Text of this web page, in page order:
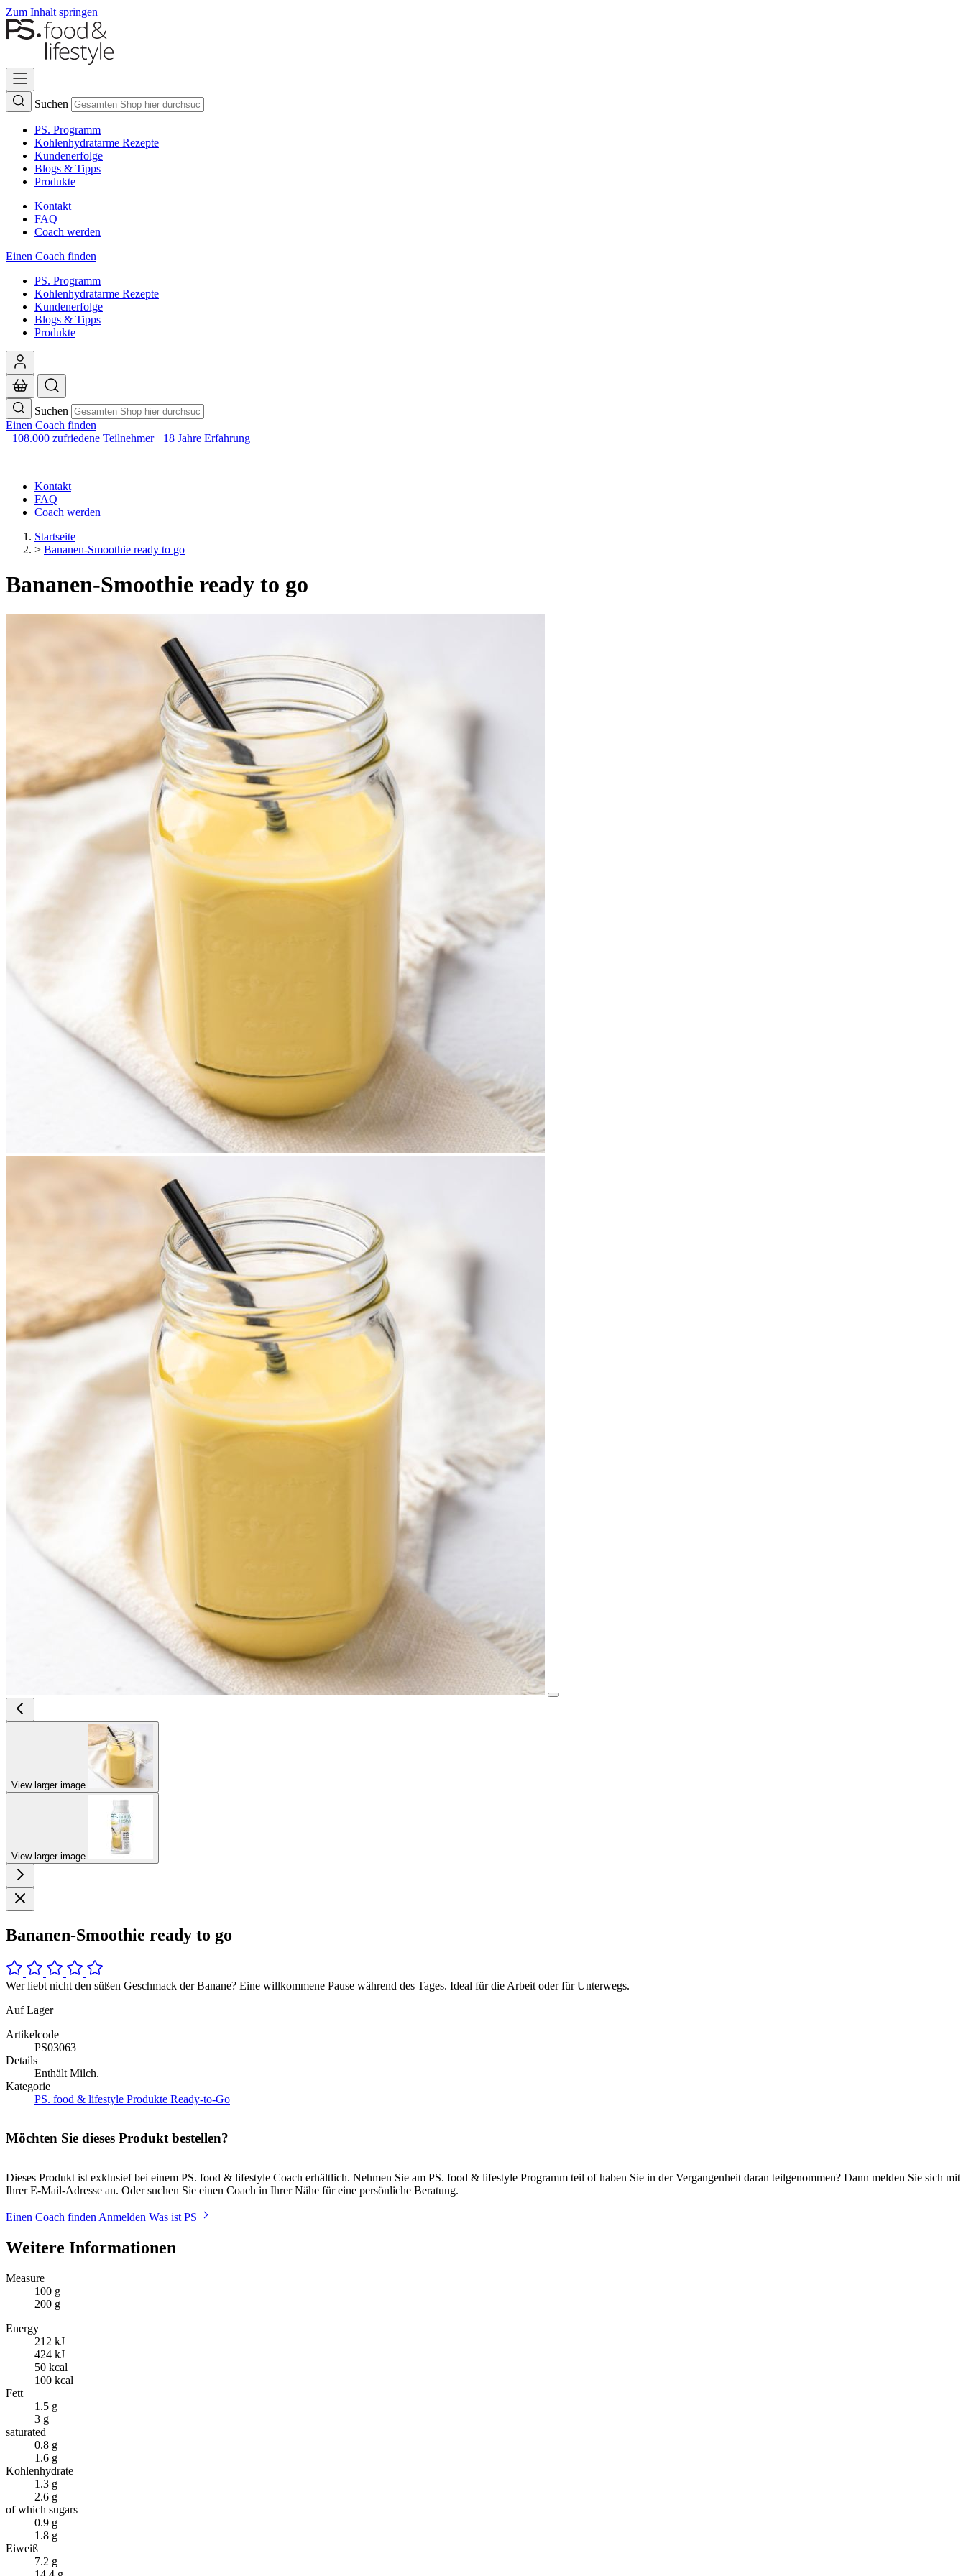
Zum Inhalt springen
Suchen
PS. Programm
Kohlenhydratarme Rezepte
Kundenerfolge
Blogs & Tipps
Produkte
Kontakt
FAQ
Coach werden
Einen Coach finden
PS. Programm
Kohlenhydratarme Rezepte
Kundenerfolge
Blogs & Tipps
Produkte
Suchen
Einen Coach finden
+108.000 zufriedene Teilnehmer+18 Jahre Erfahrung
Kontakt
FAQ
Coach werden
Startseite
> Bananen-Smoothie ready to go
Bananen-Smoothie ready to go
View larger image
View larger image
Bananen-Smoothie ready to go
Wer liebt nicht den süßen Geschmack der Banane? Eine willkommene Pause während des Tages. Ideal für die Arbeit oder für Unterwegs.
Auf Lager
Artikelcode
PS03063
Details
Enthält Milch.
Kategorie
PS. food & lifestyle Produkte Ready-to-Go
Möchten Sie dieses Produkt bestellen?
Dieses Produkt ist exklusief bei einem PS. food & lifestyle Coach erhältlich. Nehmen Sie am PS. food & lifestyle Programm teil of haben Sie in der Vergangenheit daran teilgenommen? Dann melden Sie sich mit
Ihrer E-Mail-Adresse an. Oder suchen Sie einen Coach in Ihrer Nähe für eine persönliche Beratung.
Einen Coach finden Anmelden Was ist PS
Weitere Informationen
Measure
100 g
200 g
Energy
212 kJ
424 kJ
50 kcal
100 kcal
Fett
1.5 g
3 g
saturated
0.8 g
1.6 g
Kohlenhydrate
1.3 g
2.6 g
of which sugars
0.9 g
1.8 g
Eiweiß
7.2 g